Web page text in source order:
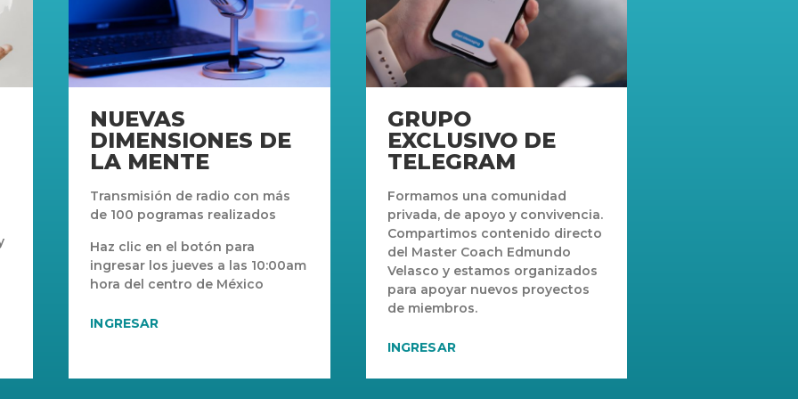
NUEVAS
DIMENSIONES DE
LA MENTE
Transmisión de radio con más
de 100 pogramas realizados
Haz clic en el botón para
ingresar los jueves a las 10:00am
hora del centro de México
INGRESAR
GRUPO
EXCLUSIVO DE
TELEGRAM
Formamos una comunidad
privada, de apoyo y convivencia.
Compartimos contenido directo
del Master Coach Edmundo
Velasco y estamos organizados
para apoyar nuevos proyectos
de miembros.
INGRESAR